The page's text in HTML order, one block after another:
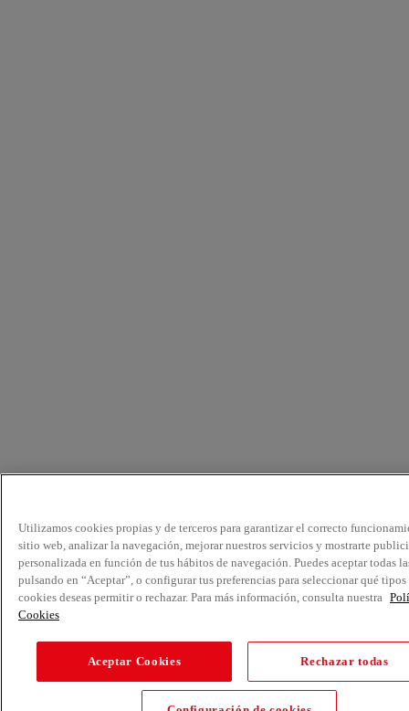
Utilizamos cookies propias y de terceros para garantizar el correcto
sitio web, analizar la navegación, mejorar nuestros servicios y mostrarte
personalizada en función de tus hábitos de navegación. Puedes aceptar todas
pulsando en “Aceptar”, o configurar tus preferencias para seleccionar qué tipos
cookies deseas permitir o rechazar. Para más información, consulta nuestra
Cookies
Aceptar Cookies Rechazar todas